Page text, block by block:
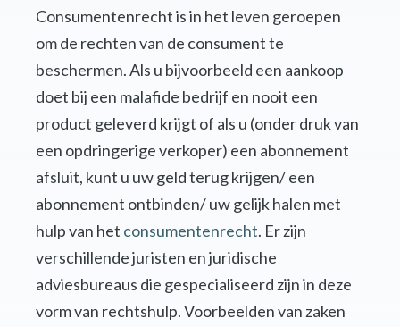
Consumentenrecht is in het leven geroepen
om de rechten van de consument te
beschermen. Als u bijvoorbeeld een aankoop
doet bij een malafide bedrijf en nooit een
product geleverd krijgt of als u (onder druk van
een opdringerige verkoper) een abonnement
afsluit, kunt u uw geld terug krijgen/ een
abonnement ontbinden/ uw gelijk halen met
hulp van het consumentenrecht. Er zijn
verschillende juristen en juridische
adviesbureaus die gespecialiseerd zijn in deze
vorm van rechtshulp. Voorbeelden van zaken